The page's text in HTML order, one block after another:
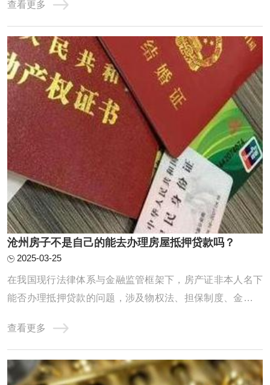
2.95%，100万月还款24584、不上个人征信，不看负债，年
化3%，最长10年，持股3个月可以通过抵押转贷。前提是利
息合适。你的条件符合银行要求。银行抵押贷款房 ...
查看更多
沧州房子不是自己的能去办理房屋抵押贷款吗？
2025-03-25
在我国现行法律体系与金融监管框架下，房产证非本人名下
能否办理抵押贷款的问题，涉及物权法、担保制度、金融合
作实务、风险识别四个层面展开深度解析，力求为读者呈现
一幅兼具专业性与实用性的全景图。一、制度基础：物权归
属与抵押权的法律边界《民法典》第394条明 ...
查看更多